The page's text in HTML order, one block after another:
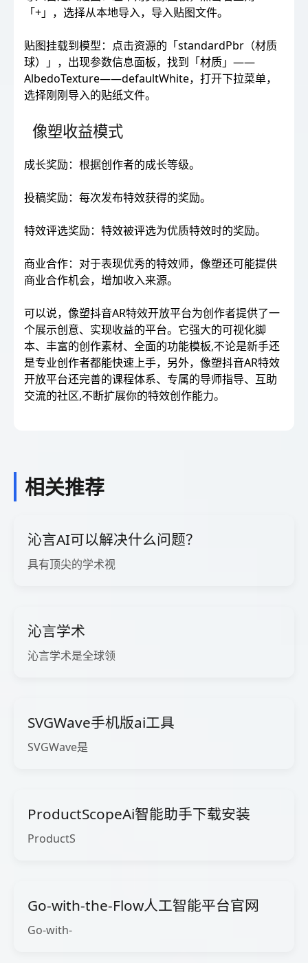
「+」，选择从本地导入，导入贴图文件。
贴图挂载到模型：点击资源的「standardPbr（材质
球）」，出现参数信息面板，找到「材质」——
AlbedoTexture——defaultWhite，打开下拉菜单，
选择刚刚导入的贴纸文件。
像塑收益模式
成长奖励：根据创作者的成长等级。
投稿奖励：每次发布特效获得的奖励。
特效评选奖励：特效被评选为优质特效时的奖励。
商业合作：对于表现优秀的特效师，像塑还可能提供
商业合作机会，增加收入来源。
可以说，像塑抖音AR特效开放平台为创作者提供了一
个展示创意、实现收益的平台。它强大的可视化脚
本、丰富的创作素材、全面的功能模板,不论是新手还
是专业创作者都能快速上手，另外，像塑抖音AR特效
开放平台还完善的课程体系、专属的导师指导、互助
交流的社区,不断扩展你的特效创作能力。
相关推荐
沁言AI可以解决什么问题？
具有顶尖的学术视
沁言学术
沁言学术是全球领
SVGWave手机版ai工具
SVGWave是
ProductScopeAi智能助手下载安装
ProductS
Go-with-the-Flow人工智能平台官网
Go-with-